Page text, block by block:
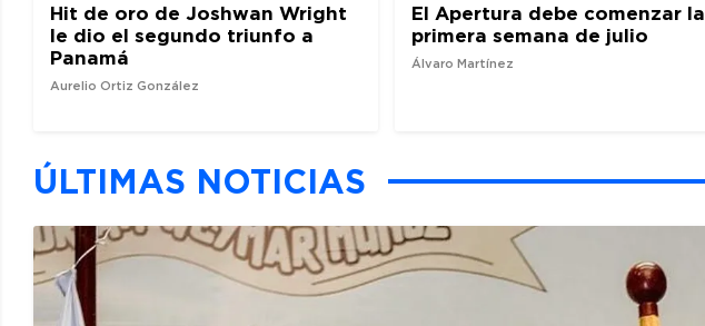
Hit de oro de Joshwan Wright
le dio el segundo triunfo a
Panamá
Aurelio Ortiz González
El Apertura debe comenzar la
primera semana de julio
Álvaro Martínez
ÚLTIMAS NOTICIAS